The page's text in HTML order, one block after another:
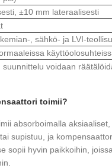
±10 mm lateraalisesti
, sähkö- ja LVI-
voidaan
toimii?
absorboimalla
supistuu, ja
sopii hyvin paikkoihin,